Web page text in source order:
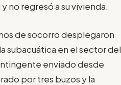
no regresó a su vivienda.
de socorro desplegaron
subacuática en el sector del
enviado desde
por tres buzos y la